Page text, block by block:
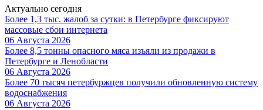
Актуально сегодня
Более 1,3 тыс. жалоб за сутки: в Петербурге фиксируют
массовые сбои интернета
06 Августа 2026
Более 8,5 тонны опасного мяса изъяли из продажи в
Петербурге и Ленобласти
06 Августа 2026
Более 70 тысяч петербуржцев получили обновленную систему
водоснабжения
06 Августа 2026